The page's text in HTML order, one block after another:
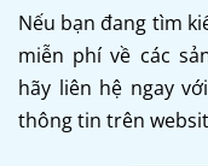
Nếu bạn đang tìm
miễn phí về các
hãy liên hệ ngay
thông tin trên